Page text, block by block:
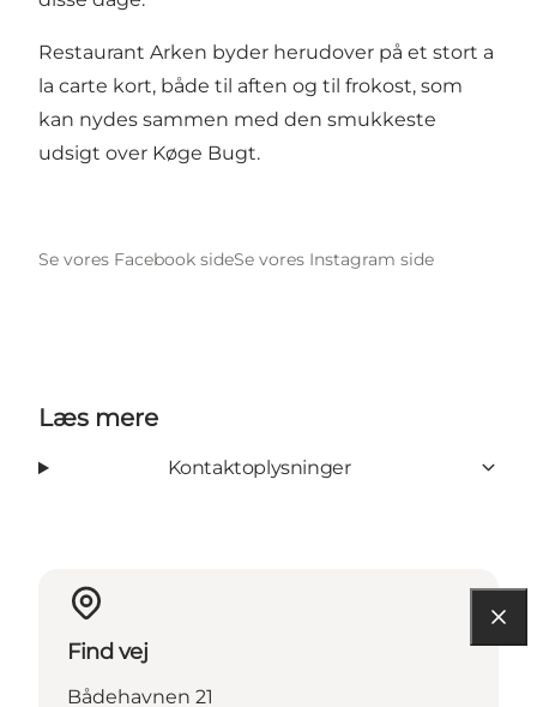
Restaurant Arken byder herudover på et stort a
la carte kort, både til aften og til frokost, som
kan nydes sammen med den smukkeste
udsigt over Køge Bugt.
Se vores Facebook sideSe vores Instagram side
Læs mere
Kontaktoplysninger
Find vej
Bådehavnen 21